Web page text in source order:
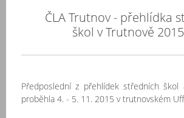
ČLA Trutnov - přehlídka
škol v Trutnově
Předposlední z přehlídek středních škol
proběhla 4. - 5. 11. 2015 v trutnovském